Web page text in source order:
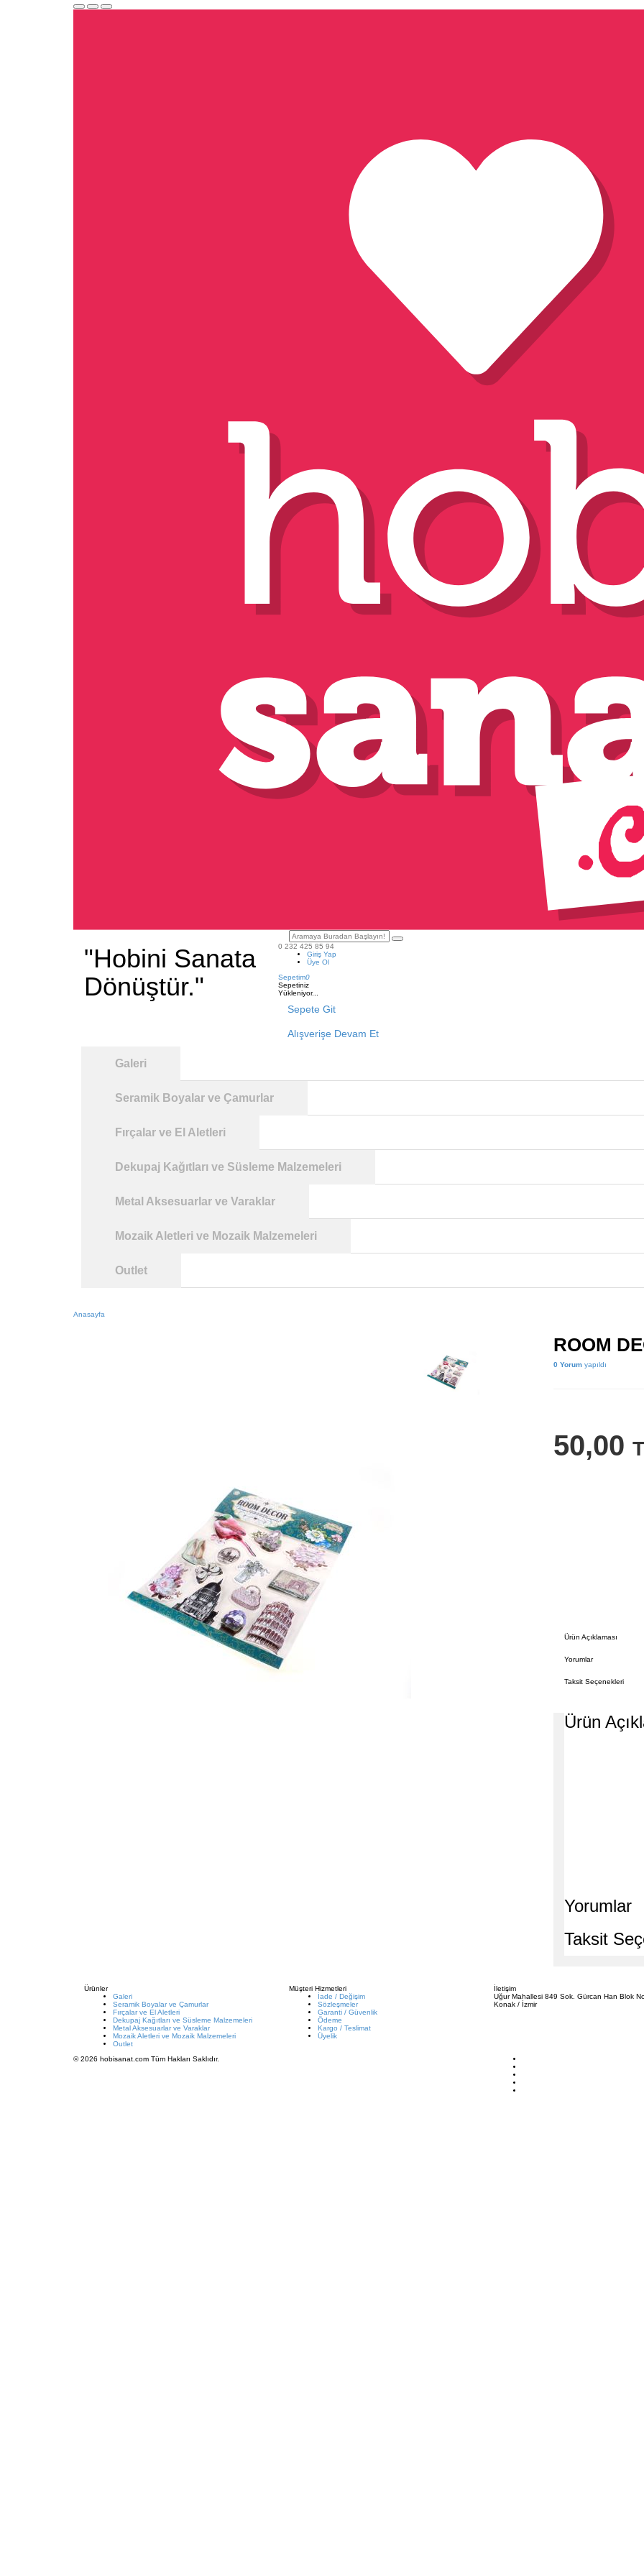
"Hobini Sanata
Dönüştür."
0 232 425 85 94
Giriş Yap
Üye Ol
Sepetim0
Sepetiniz
Yükleniyor...
Sepete Git
Alışverişe Devam Et
Galeri
Seramik Boyalar ve Çamurlar
Fırçalar ve El Aletleri
Dekupaj Kağıtları ve Süsleme Malzemeleri
Metal Aksesuarlar ve Varaklar
Mozaik Aletleri ve Mozaik Malzemeleri
Outlet
Anasayfa
ROOM
0 Yorumyapıldı
50,00
Ürün Açıklaması
Yorumlar
Taksit Seçenekleri
Ürün
Yorumlar
Taksit
Ürünler
Galeri
Seramik Boyalar ve Çamurlar
Fırçalar ve El Aletleri
Dekupaj Kağıtları ve Süsleme Malzemeleri
Metal Aksesuarlar ve Varaklar
Mozaik Aletleri ve Mozaik Malzemeleri
Outlet
Müşteri Hizmetleri
İade / Değişim
Sözleşmeler
Garanti / Güvenlik
Ödeme
Kargo / Teslimat
Üyelik
İletişim
Uğur Mahallesi 849 Sok. Gürcan Han Blok
Konak / İzmir
© 2026 hobisanat.com Tüm Hakları Saklıdır.